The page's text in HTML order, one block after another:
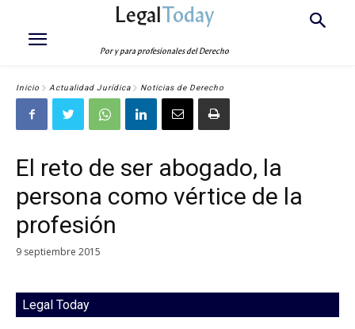
LegalToday
Por y para profesionales del Derecho
Inicio Actualidad Jurídica Noticias de Derecho
El reto de ser abogado, la
persona como vértice de la
profesión
9 septiembre 2015
Legal Today